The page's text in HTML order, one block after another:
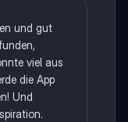
und gut
viel aus
die App
Und